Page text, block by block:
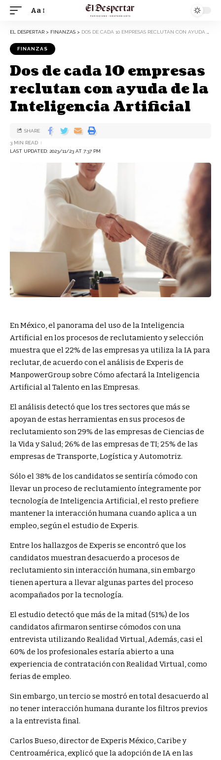
Aa
EL DESPERTAR > FINANZAS > DOS DE CADA 10 EMPRESAS RECLUTAN CON AYUDA DE LA INTELIGENCIA ARTIFICIAL
FINANZAS
Dos de cada 10 empresas
reclutan con ayuda de la
Inteligencia Artificial
LAST UPDATED: 2023/11/23 AT 7:37 PM
3 MIN READ
SHARE
En México, el panorama del uso de la Inteligencia
Artificial en los procesos de reclutamiento y selección
muestra que el 22% de las empresas ya utiliza la IA para
reclutar, de acuerdo con el análisis de Experis de
ManpowerGroup sobre Cómo afectará la Inteligencia
Artificial al Talento en las Empresas.
El análisis detectó que los tres sectores que más se
apoyan de estas herramientas en sus procesos de
reclutamiento son 29% de las empresas de Ciencias de
la Vida y Salud; 26% de las empresas de TI; 25% de las
empresas de Transporte, Logística y Automotriz.
Sólo el 38% de los candidatos se sentiría cómodo con
llevar un proceso de reclutamiento íntegramente por
tecnología de Inteligencia Artificial, el resto prefiere
mantener la interacción humana cuando aplica a un
empleo, según el estudio de Experis.
Entre los hallazgos de Experis se encontró que los
candidatos muestran desacuerdo a procesos de
reclutamiento sin interacción humana, sin embargo
tienen apertura a llevar algunas partes del proceso
acompañados por la tecnología.
El estudio detectó que más de la mitad (51%) de los
candidatos afirmaron sentirse cómodos con una
entrevista utilizando Realidad Virtual, Además, casi el
60% de los profesionales estaría abierto a una
experiencia de contratación con Realidad Virtual, como
ferias de empleo.
Sin embargo, un tercio se mostró en total desacuerdo al
no tener interacción humana durante los filtros previos
a la entrevista final.
Carlos Bueso, director de Experis México, Caribe y
Centroamérica, explicó que la adopción de IA en las